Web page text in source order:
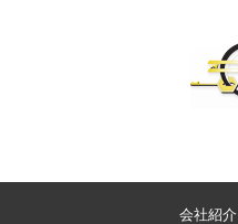
会社紹介